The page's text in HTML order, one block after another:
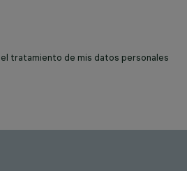
tratamiento de mis datos personales